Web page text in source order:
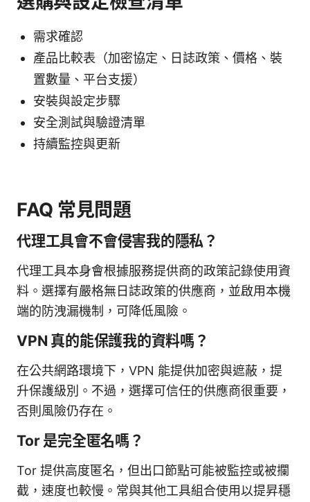
需求確認
產品比較表（加密協定、日誌政策、價格、裝
置數量、平台支援）
安裝與設定步驟
安全測試與驗證清單
持續監控與更新
FAQ 常見問題
代理工具會不會侵害我的隱私？
代理工具本身會根據服務提供商的政策記錄使用資
料。選擇有嚴格無日誌政策的供應商，並啟用本機
端的防洩漏機制，可降低風險。
VPN 真的能保護我的資料嗎？
在公共網路環境下，VPN 能提供加密與遮蔽，提
升保護級別。不過，選擇可信任的供應商很重要，
否則風險仍存在。
Tor 是完全匿名嗎？
Tor 提供高度匿名，但出口節點可能被監控或被攔
截，速度也較慢。常與其他工具組合使用以提昇穩